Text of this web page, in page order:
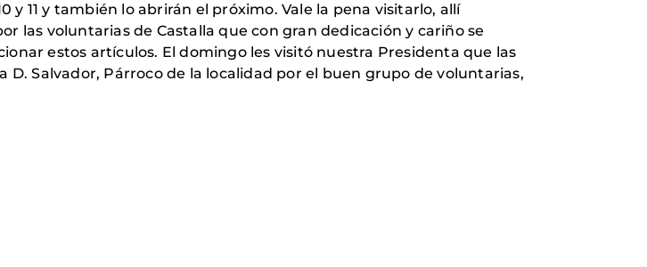
y 11 y también lo abrirán el próximo. Vale la pena visitarlo, allí
las voluntarias de Castalla que con gran dedicación y cariño se
estos artículos. El domingo les visitó nuestra Presidenta que las
Salvador, Párroco de la localidad por el buen grupo de voluntarias,